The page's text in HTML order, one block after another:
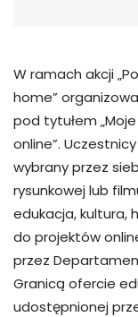
W ramach akcji
home”
pod tytułem
online”.
wybrany przez
rysunkowej lub
edukacja, kultura,
do projektów
przez
Granicą ofercie
udostępnionej